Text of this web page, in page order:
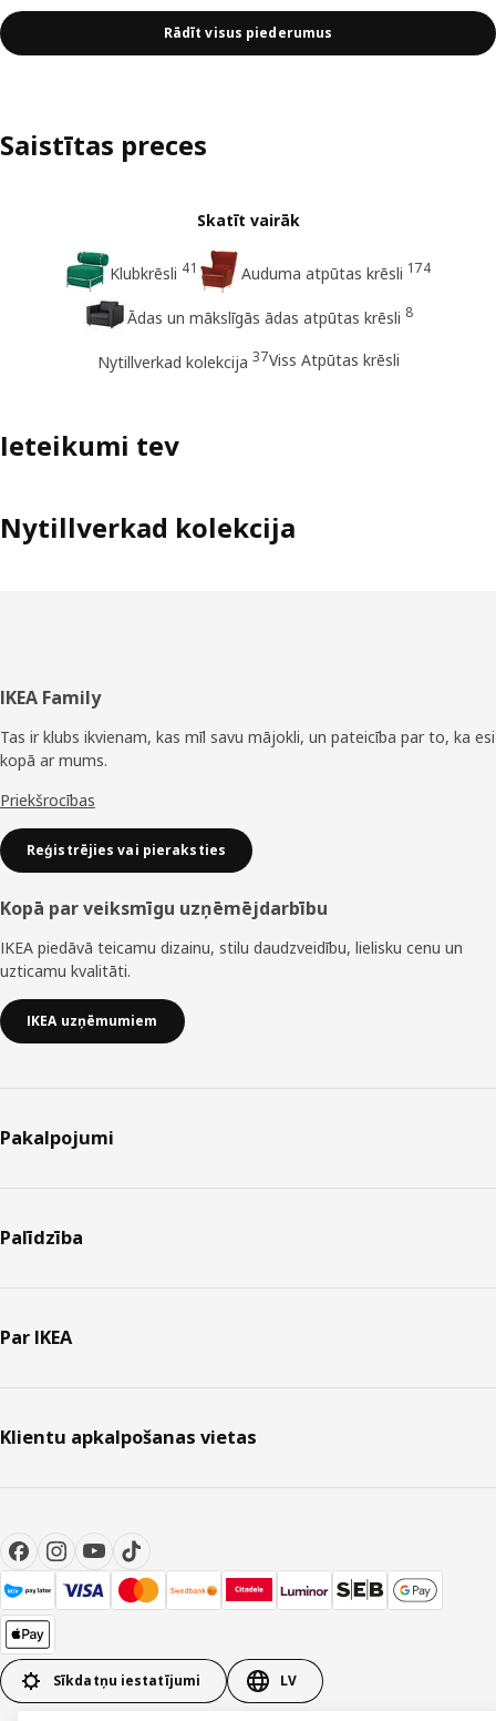
Rādīt visus piederumus
Saistītas preces
Skatīt vairāk
Klubkrēsli 41 Auduma atpūtas krēsli 174
Ādas un mākslīgās ādas atpūtas krēsli 8
Nytillverkad kolekcija 37Viss Atpūtas krēsli
Ieteikumi tev
Nytillverkad kolekcija
Kājene
IKEA Family
Tas ir klubs ikvienam, kas mīl savu mājokli, un pateicība par to, ka esi
kopā ar mums.
Priekšrocības
Reģistrējies vai pieraksties
Kopā par veiksmīgu uzņēmējdarbību
IKEA piedāvā teicamu dizainu, stilu daudzveidību, lielisku cenu un
uzticamu kvalitāti.
IKEA uzņēmumiem
Pakalpojumi
Palīdzība
Par IKEA
Klientu apkalpošanas vietas
Sīkdatņu iestatījumi LV